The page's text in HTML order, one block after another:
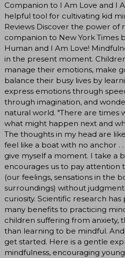
Companion to I Am Love and I
helpful tool for cultivating kid
Reviews Discover the power of
companion to New York Times
Human and I Am Love!
in the present moment.
manage their emotions, make
balance their busy lives by
express emotions through
through imagination, and
natural world. "There are times
what might happen next and
The thoughts in my head are
feel like a boat with no anchor .
give myself a moment. I take a
encourages us to pay attention
(our feelings, sensations in the
surroundings) without
curiosity. Scientific research
many benefits to practicing
children suffering from anxiety,
than learning to be mindful.
get started. Here is a gentle
mindfulness, encouraging